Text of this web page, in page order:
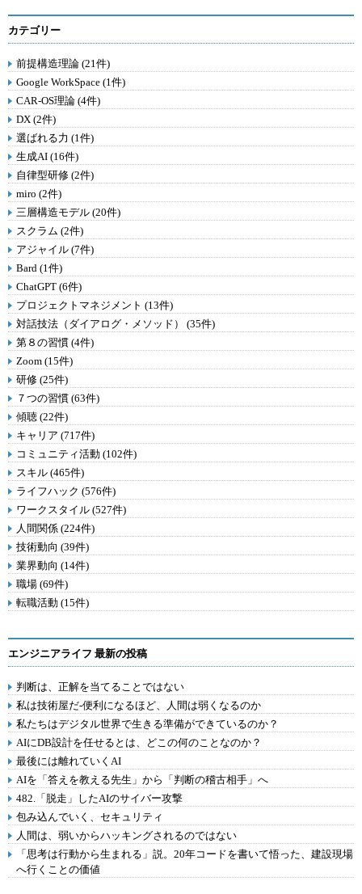
カテゴリー
前提構造理論 (21件)
Google WorkSpace (1件)
CAR-OS理論 (4件)
DX (2件)
選ばれる力 (1件)
生成AI (16件)
自律型研修 (2件)
miro (2件)
三層構造モデル (20件)
スクラム (2件)
アジャイル (7件)
Bard (1件)
ChatGPT (6件)
プロジェクトマネジメント (13件)
対話技法（ダイアログ・メソッド） (35件)
第８の習慣 (4件)
Zoom (15件)
研修 (25件)
７つの習慣 (63件)
傾聴 (22件)
キャリア (717件)
コミュニティ活動 (102件)
スキル (465件)
ライフハック (576件)
ワークスタイル (527件)
人間関係 (224件)
技術動向 (39件)
業界動向 (14件)
職場 (69件)
転職活動 (15件)
エンジニアライフ 最新の投稿
判断は、正解を当てることではない
私は技術屋だ-便利になるほど、人間は弱くなるのか
私たちはデジタル世界で生きる準備ができているのか？
AIにDB設計を任せるとは、どこの何のことなのか？
最後には離れていくAI
AIを「答えを教える先生」から「判断の稽古相手」へ
482.「脱走」したAIのサイバー攻撃
包み込んでいく、セキュリティ
人間は、弱いからハッキングされるのではない
「思考は行動から生まれる」説。20年コードを書いて悟った、建設現場
へ行くことの価値